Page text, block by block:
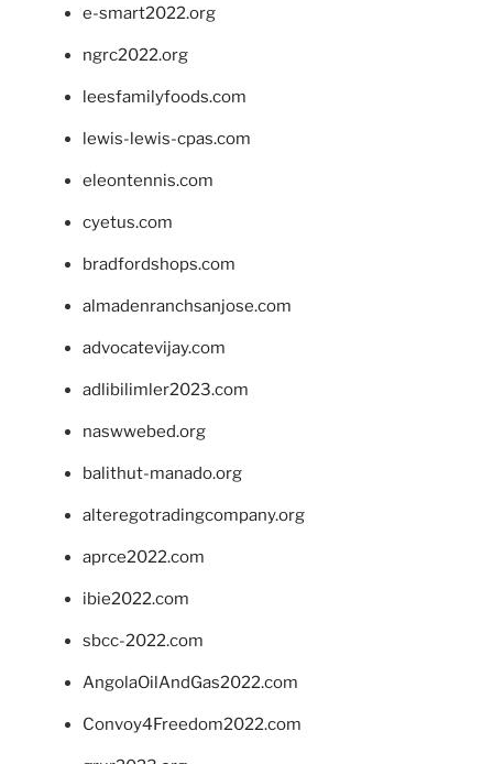
e-smart2022.org
ngrc2022.org
leesfamilyfoods.com
lewis-lewis-cpas.com
eleontennis.com
cyetus.com
bradfordshops.com
almadenranchsanjose.com
advocatevijay.com
adlibilimler2023.com
naswwebed.org
balithut-manado.org
alteregotradingcompany.org
aprce2022.com
ibie2022.com
sbcc-2022.com
AngolaOilAndGas2022.com
Convoy4Freedom2022.com